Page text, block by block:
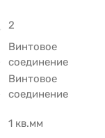
2
Винтовое
соединение
Винтовое
соединение
1 кв.мм